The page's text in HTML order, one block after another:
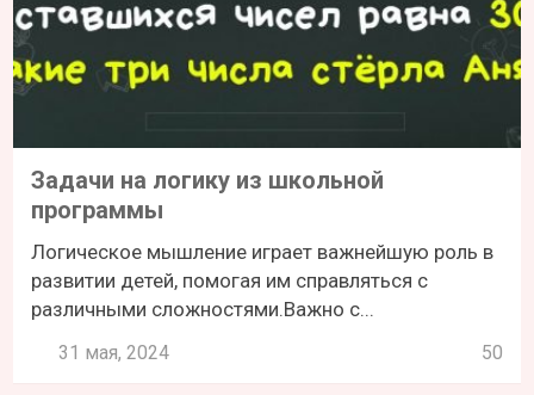
Задачи на логику из школьной
программы
Логическое мышление играет важнейшую роль в
развитии детей, помогая им справляться с
различными сложностями.Важно с...
31 мая, 2024 50